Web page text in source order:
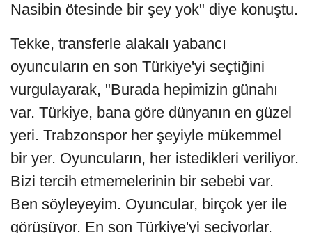
Nasibin ötesinde bir şey yok" diye konuştu.
Tekke, transferle alakalı yabancı
oyuncuların en son Türkiye'yi seçtiğini
vurgulayarak, "Burada hepimizin günahı
var. Türkiye, bana göre dünyanın en güzel
yeri. Trabzonspor her şeyiyle mükemmel
bir yer. Oyuncuların, her istedikleri veriliyor.
Bizi tercih etmemelerinin bir sebebi var.
Ben söyleyeyim. Oyuncular, birçok yer ile
görüşüyor. En son Türkiye'yi seçiyorlar.